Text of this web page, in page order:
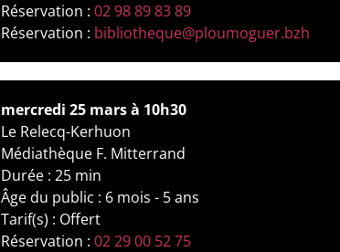
Réservation :02 98 89 83 89
Réservation : bibliotheque@ploumoguer.bzh
mercredi 25 mars à 10h30
Le Relecq-Kerhuon
Médiathèque F. Mitterrand
Durée : 25 min
Âge du public : 6 mois - 5 ans
Tarif(s) : Offert
Réservation :02 29 00 52 75